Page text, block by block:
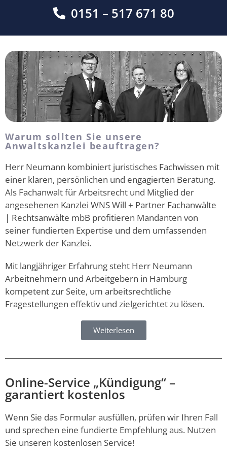
0151 – 517 671 80
Warum sollten Sie unsere
Anwaltskanzlei beauftragen?
Herr Neumann kombiniert juristisches Fachwissen mit
einer klaren, persönlichen und engagierten Beratung.
Als Fachanwalt für Arbeitsrecht und Mitglied der
angesehenen Kanzlei WNS Will + Partner Fachanwälte
| Rechtsanwälte mbB profitieren Mandanten von
seiner fundierten Expertise und dem umfassenden
Netzwerk der Kanzlei.
Mit langjähriger Erfahrung steht Herr Neumann
Arbeitnehmern und Arbeitgebern in Hamburg
kompetent zur Seite, um arbeitsrechtliche
Fragestellungen effektiv und zielgerichtet zu lösen.
Weiterlesen
Online-Service „Kündigung“ –
garantiert kostenlos
Wenn Sie das Formular ausfüllen, prüfen wir Ihren Fall
und sprechen eine fundierte Empfehlung aus. Nutzen
Sie unseren kostenlosen Service!